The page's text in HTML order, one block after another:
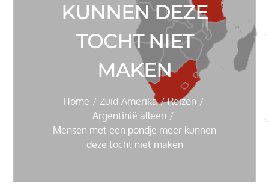
KUNNEN DEZE
TOCHT NIET
MAKEN
Home Zuid-Amerika
Reizen
Argentinië alleen
Mensen met een pondje meer kunnen
deze tocht niet maken